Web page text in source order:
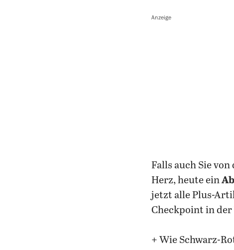
Anzeige
Falls auch Sie
Herz, heute ein
jetzt alle Plus-
Checkpoint in der
+ Wie Schwarz-